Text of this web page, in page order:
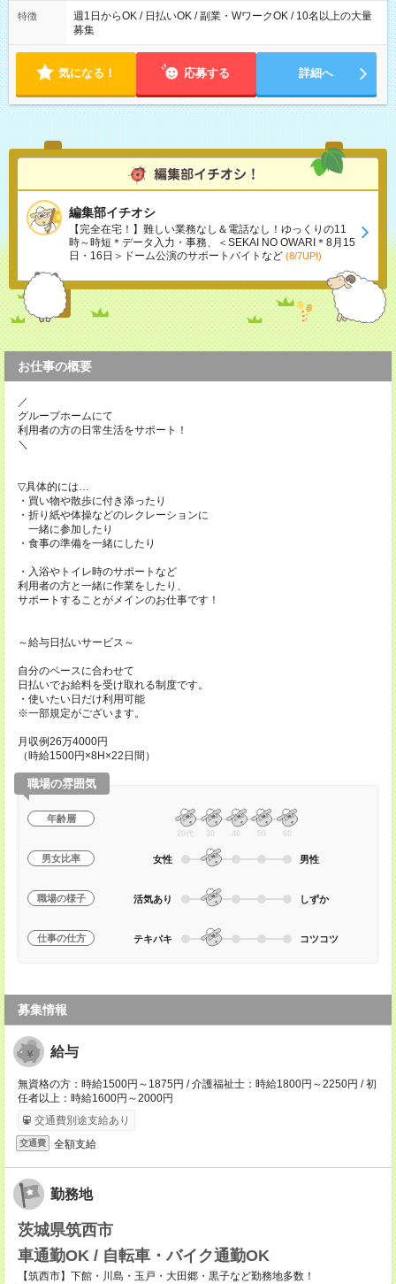
特徴
週1日からOK / 日払いOK / 副業・WワークOK / 10名以上の大量
募集
気になる！ 応募する 詳細へ
編集部イチオシ
【完全在宅！】難しい業務なし＆電話なし！ゆっくりの11
時～時短＊データ入力・事務、＜SEKAI NO OWARI＊8月15
日・16日＞ドーム公演のサポートバイトなど (8/7UP!)
お仕事の概要
／
グループホームにて
利用者の方の日常生活をサポート！
＼
▽具体的には…
・買い物や散歩に付き添ったり
・折り紙や体操などのレクレーションに
一緒に参加したり
・食事の準備を一緒にしたり
・入浴やトイレ時のサポートなど
利用者の方と一緒に作業をしたり、
サポートすることがメインのお仕事です！
～給与日払いサービス～
自分のペースに合わせて
日払いでお給料を受け取れる制度です。
・使いたい日だけ利用可能
※一部規定がございます。
月収例26万4000円
（時給1500円×8H×22日間）
職場の雰囲気
年齢層
20代 30 40 50 60
男女比率 女性 男性
職場の様子 活気あり しずか
仕事の仕方 テキパキ コツコツ
募集情報
給与
無資格の方：時給1500円～1875円 / 介護福祉士：時給1800円～2250円 / 初
任者以上：時給1600円～2000円
交通費別途支給あり
交通費 全額支給
勤務地
茨城県筑西市
車通勤OK / 自転車・バイク通勤OK
【筑西市】下館・川島・玉戸・大田郷・黒子など勤務地多数！